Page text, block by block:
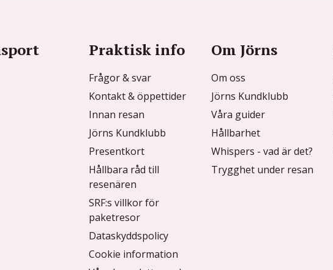
Praktisk info
Frågor & svar
Kontakt & öppettider
Innan resan
Jörns Kundklubb
Presentkort
Hållbara råd till
resenären
SRF:s villkor för
paketresor
Dataskyddspolicy
Cookie information
Om Jörns
Om oss
Jörns Kundklubb
Våra guider
Hållbarhet
Whispers - vad är det?
Trygghet under resan